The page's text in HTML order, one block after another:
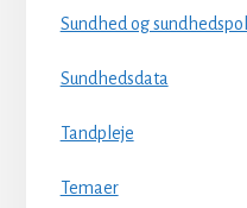
Sundhed og
Sundhedsdata
Tandpleje
Temaer